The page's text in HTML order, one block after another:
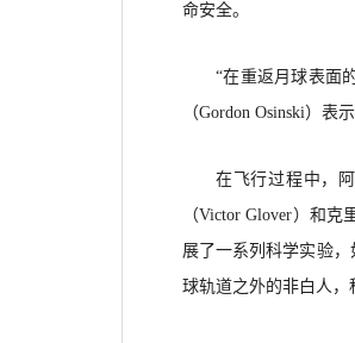
命安全。
“在重返月球表面
（Gordon Osinski）表示
在飞行过程中，
（Victor Glover）和
展了一系列科学实验
球轨道之外的非白人，